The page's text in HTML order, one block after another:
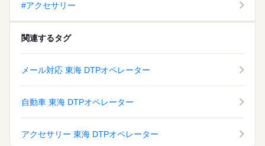
#アクセサリー
関連するタグ
メール対応 東海 DTPオペレーター
自動車 東海 DTPオペレーター
アクセサリー 東海 DTPオペレーター